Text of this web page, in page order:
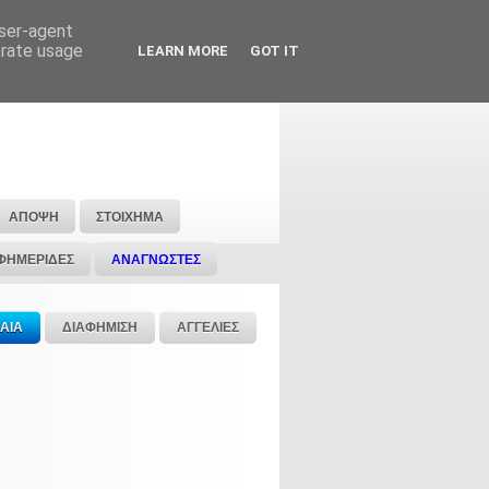
ΑΠΟΨΗ ΣΤΟΙΧΗΜΑ
ΑΝΑΓΝΩΣΤΕΣ
ΔΙΑΦΗΜΙΣΗ ΑΓΓΕΛΙΕΣ
agent
usage
LEARN MORE GOT IT